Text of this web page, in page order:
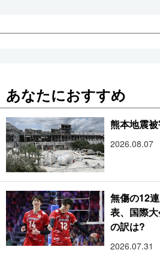
あなたにおすすめ
熊本地震
2026.08.07
無傷の12
表、国際
の訳は?
2026.07.31